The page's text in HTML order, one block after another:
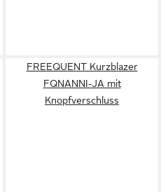
FREEQUENT Kurzblazer
FQNANNI-JA mit
Knopfverschluss